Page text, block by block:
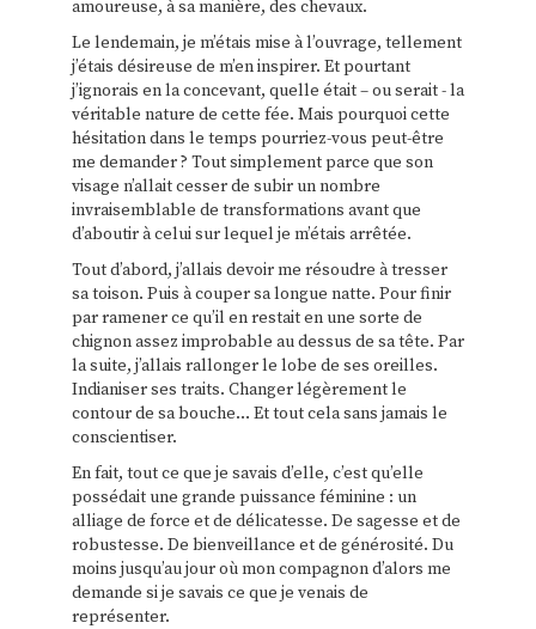
amoureuse, à sa manière, des chevaux.
Le lendemain, je m’étais mise à l’ouvrage, tellement
j’étais désireuse de m’en inspirer. Et pourtant
j’ignorais en la concevant, quelle était – ou serait - la
véritable nature de cette fée. Mais pourquoi cette
hésitation dans le temps pourriez-vous peut-être
me demander ? Tout simplement parce que son
visage n’allait cesser de subir un nombre
invraisemblable de transformations avant que
d’aboutir à celui sur lequel je m’étais arrêtée.
Tout d’abord, j’allais devoir me résoudre à tresser
sa toison. Puis à couper sa longue natte. Pour finir
par ramener ce qu’il en restait en une sorte de
chignon assez improbable au dessus de sa tête. Par
la suite, j’allais rallonger le lobe de ses oreilles.
Indianiser ses traits. Changer légèrement le
contour de sa bouche… Et tout cela sans jamais le
conscientiser.
En fait, tout ce que je savais d’elle, c’est qu’elle
possédait une grande puissance féminine : un
alliage de force et de délicatesse. De sagesse et de
robustesse. De bienveillance et de générosité. Du
moins jusqu’au jour où mon compagnon d’alors me
demande si je savais ce que je venais de
représenter.